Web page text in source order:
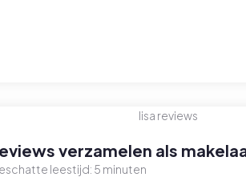
verzamelen als
leestijd: 5 minuten